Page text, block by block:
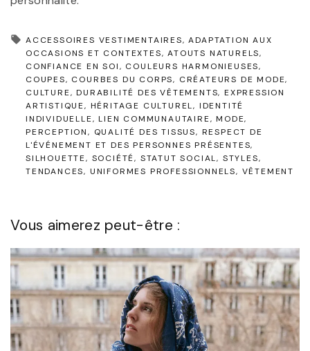
ACCESSOIRES VESTIMENTAIRES
ADAPTATION AUX
OCCASIONS ET CONTEXTES
ATOUTS NATURELS
CONFIANCE EN SOI
COULEURS HARMONIEUSES
COUPES
COURBES DU CORPS
CRÉATEURS DE MODE
CULTURE
DURABILITÉ DES VÊTEMENTS EXPRESSION
ARTISTIQUE HÉRITAGE CULTUREL IDENTITÉ
INDIVIDUELLE
LIEN COMMUNAUTAIRE
MODE
PERCEPTION
QUALITÉ DES TISSUS RESPECT DE
L'ÉVÉNEMENT ET DES PERSONNES PRÉSENTES
SILHOUETTE SOCIÉTÉ STATUT SOCIAL STYLES
TENDANCES UNIFORMES PROFESSIONNELS VÊTEMENT
Vous aimerez peut-être :